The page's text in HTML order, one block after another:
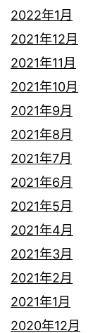
2022年1月
2021年12月
2021年11月
2021年10月
2021年9月
2021年8月
2021年7月
2021年6月
2021年5月
2021年4月
2021年3月
2021年2月
2021年1月
2020年12月